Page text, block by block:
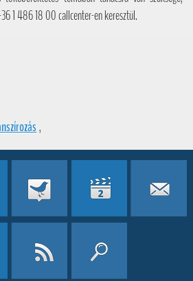
1 486 18 00 callcenter-en keresztül.
,